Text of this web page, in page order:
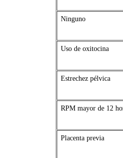
Ninguno
Uso de oxitocina
Estrechez pélvica
RPM mayor de 12
Placenta previa